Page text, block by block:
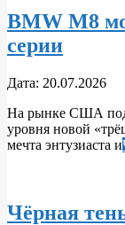
BMW M8
серии
2026-
20
Дата: 20.07.2026
На рынке США
уровня новой
мечта энтузиаста и
Чёрная